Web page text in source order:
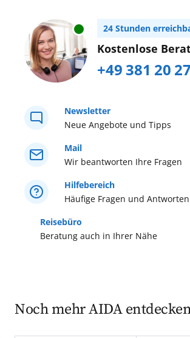
24 Stunden
Kostenlose
+49 381 20
Neue Angebote und Tipps
Newsletter
Häufige Fragen und Antworten
Hilfebereich
Wir beantworten Ihre Fragen
Mail
Beratung auch in Ihrer Nähe
Reisebüro
Noch mehr AIDA